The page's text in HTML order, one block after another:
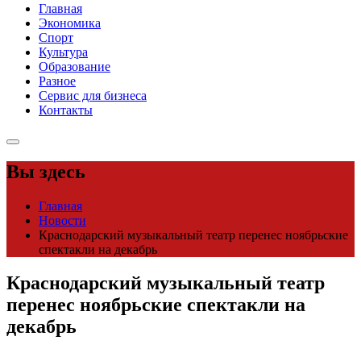
Главная
Экономика
Спорт
Культура
Образование
Разное
Сервис для бизнеса
Контакты
Вы здесь
Главная
Новости
Краснодарский музыкальный театр перенес ноябрьские
спектакли на декабрь
Краснодарский музыкальный театр
перенес ноябрьские спектакли на
декабрь